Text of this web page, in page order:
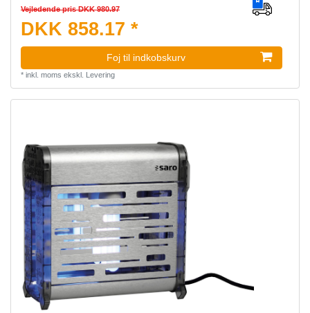
Vejledende pris DKK 980.97
DKK 858.17 *
Foj til indkobskurv
* inkl. moms ekskl. Levering